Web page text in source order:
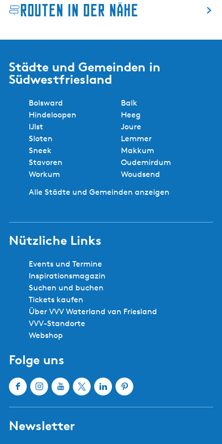
Routen in der Nähe
Städte und Gemeinden in
Südwestfriesland
Bolsward
Balk
Hindeloopen
Heeg
IJlst
Joure
Sloten
Lemmer
Sneek
Makkum
Stavoren
Oudemirdum
Workum
Woudsend
Alle Städte und Gemeinden anzeigen
Nützliche Links
Events und Termine
Inspirationsmagazin
Suchen und buchen
Tickets kaufen
Über VVV Waterland van Friesland
VVV-Standorte
Webshop
Folge uns
F
e
I
t
Y
T
X
L
P
Newsletter